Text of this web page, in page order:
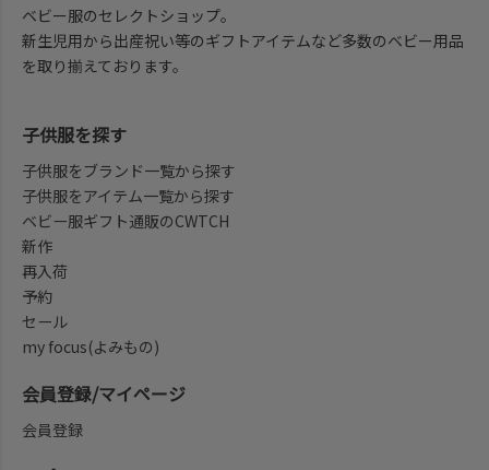
ベビー服のセレクトショップ。
新生児用から出産祝い等のギフトアイテムなど多数のベビー用品
を取り揃えております。
子供服を探す
子供服をブランド一覧から探す
子供服をアイテム一覧から探す
ベビー服ギフト通販のCWTCH
新作
再入荷
予約
セール
my focus(よみもの)
会員登録/マイページ
会員登録